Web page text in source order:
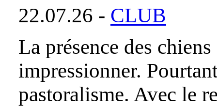
22.07.26 - CLUB
La présence des
impressionner.
pastoralisme. Avec le